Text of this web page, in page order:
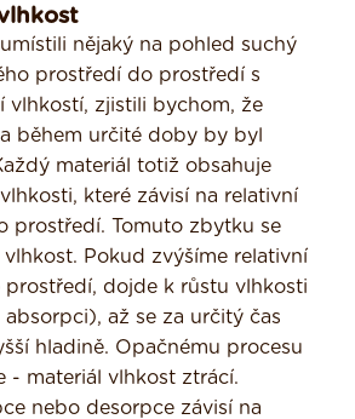
nějaký na pohled suchý
prostředí do pro­středí s
vlhkostí, zjistili bychom, že
během určité doby by byl
materiál totiž obsahuje
které závisí na relativní
prostředí. Tomuto zbytku se
Pokud zvýšíme rela­tivní
prostředí, dojde k růstu vlhkosti
až se za určitý čas
hladině. Opačnému procesu
- materiál vlhkost ztrácí.
nebo desorpce závisí na